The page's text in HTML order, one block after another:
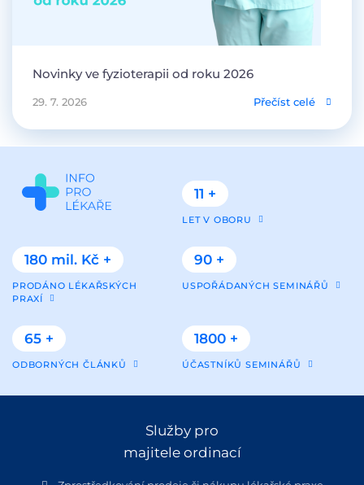
Novinky ve fyzioterapii od roku 2026
29. 7. 2026 Přečíst celé
11 +
LET V OBORU
180 mil. Kč +
PRODÁNO LÉKAŘSKÝCH
PRAXÍ
90 +
USPOŘÁDANÝCH SEMINÁŘŮ
65 +
ODBORNÝCH ČLÁNKŮ
1800 +
ÚČASTNÍKŮ SEMINÁŘŮ
Služby pro
majitele ordinací